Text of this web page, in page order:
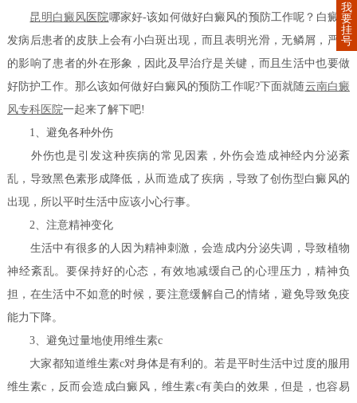
昆明 白癜风 医院哪家好-该如何做好白癜风的预防工作呢？白癜风
发病后患者的皮肤上会有小白斑出现，而且表明光滑，无鳞屑，严重
的影响了患者的外在形象，因此及早治疗是关键，而且生活中也要做
好防护工作。那么该如何做好白癜风的预防工作呢?下面就随云南白癜
风专科医院一起来了解下吧!
1、避免各种外伤
外伤也是引发这种疾病的常见因素，外伤会造成神经内分泌紊
乱，导致黑色素形成降低，从而造成了疾病，导致了创伤型白癜风的
出现，所以平时生活中应该小心行事。
2、注意精神变化
生活中有很多的人因为精神刺激，会造成内分泌失调，导致植物
神经紊乱。要保持好的心态，有效地减缓自己的心理压力，精神负
担，在生活中不如意的时候，要注意缓解自己的情绪，避免导致免疫
能力下降。
3、避免过量地使用维生素c
大家都知道维生素c对身体是有利的。若是平时生活中过度的服用
维生素c，反而会造成白癜风，维生素c有美白的效果，但是，也容易
我
要
挂
号